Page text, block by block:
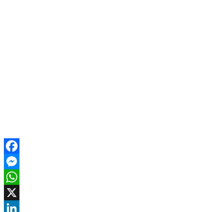
Facebook
Messenger
WhatsApp
X